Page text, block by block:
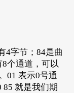
4字节；84是曲
个通道，可以
01 表示0号通
85 就是我们期